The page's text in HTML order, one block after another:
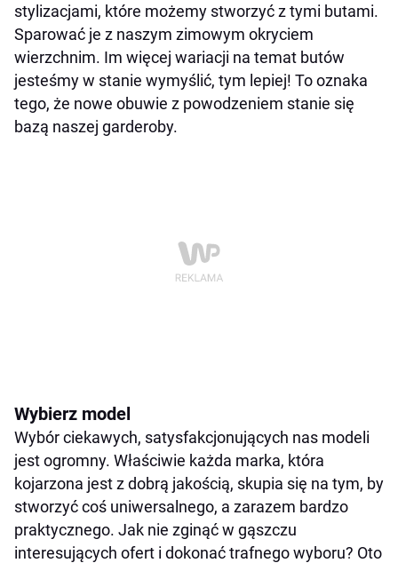
stylizacjami, które możemy stworzyć z tymi butami.
Sparować je z naszym zimowym okryciem
wierzchnim. Im więcej wariacji na temat butów
jesteśmy w stanie wymyślić, tym lepiej! To oznaka
tego, że nowe obuwie z powodzeniem stanie się
bazą naszej garderoby.
Wybierz model
Wybór ciekawych, satysfakcjonujących nas modeli
jest ogromny. Właściwie każda marka, która
kojarzona jest z dobrą jakością, skupia się na tym, by
stworzyć coś uniwersalnego, a zarazem bardzo
praktycznego. Jak nie zginąć w gąszczu
interesujących ofert i dokonać trafnego wyboru? Oto